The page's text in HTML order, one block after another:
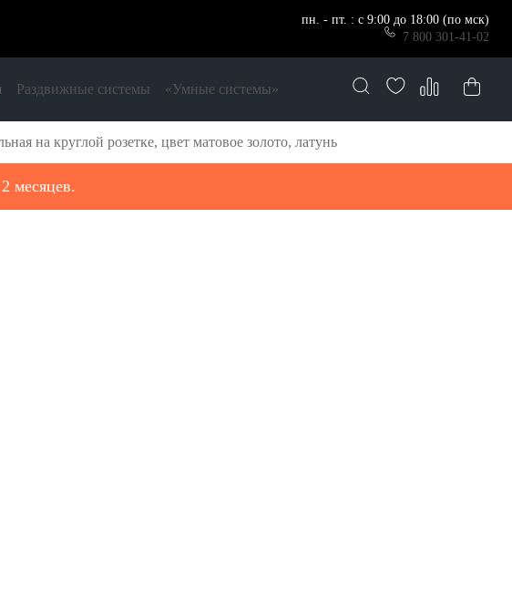
пн. - пт. : с 9:00 до 18:00 (по мск)
7 800 301-41-02
Раздвижные системы «Умные системы»
на круглой розетке, цвет матовое золото, латунь
месяцев.